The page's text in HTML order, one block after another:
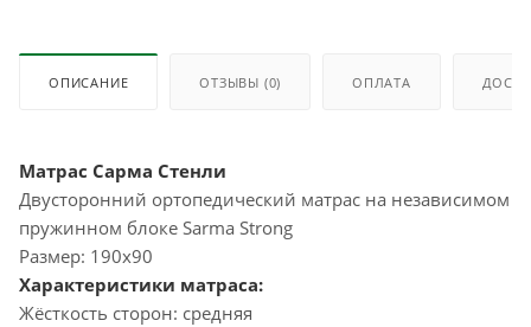
ОПИСАНИЕ ОТЗЫВЫ (0) ОПЛАТА
Матрас Сарма Стенли
Двусторонний ортопедический матрас на независимом
пружинном блоке Sarma Strong
Размер: 190х90
Характеристики матраса:
Жёсткость сторон: средняя